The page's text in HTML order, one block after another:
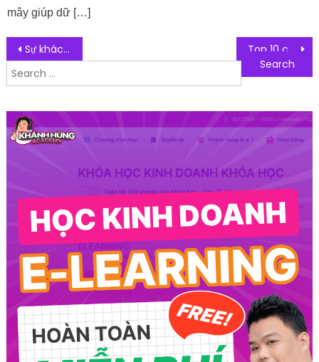
mây giúp dữ […]
Post navigation
Sự khác nhau cơ bản giữa SQL và NoSQL? Cái nào quan trọng hơn?
Search for: